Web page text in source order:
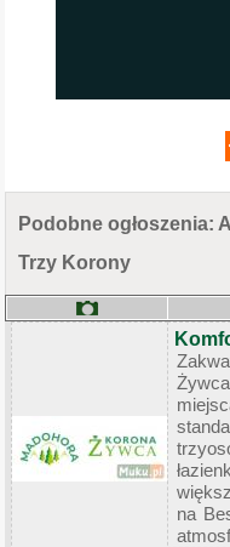
Podobne ogłoszenia:
Trzy Korony
na